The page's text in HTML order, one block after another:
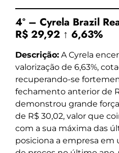
4º – Cyrela Brazil
R$ 29,92 ↑ 6,63%
Descrição: A Cyrela
valorização de 6,63%,
recuperando-se
fechamento anterior de
demonstrou grande
de R$ 30,02, valor que
com a sua máxima das
posiciona a empresa